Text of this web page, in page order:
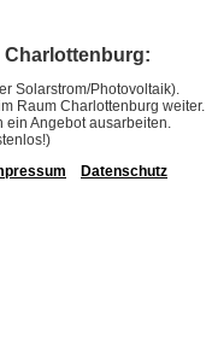
Solarstrom/Photovoltaik).
Raum Charlottenburg weiter.
ein Angebot ausarbeiten.
Datenschutz